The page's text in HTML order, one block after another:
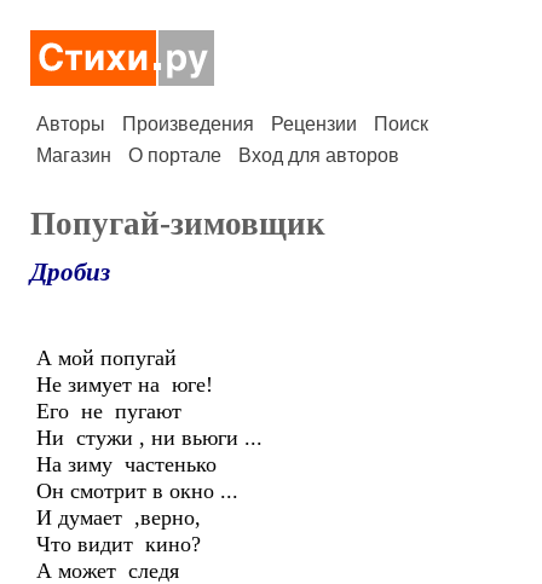
Авторы Произведения Рецензии
Поиск
Магазин
О портале Вход для авторов
Попугай-зимовщик
Дробиз
А мой попугай
Не зимует на юге!
Его не пугают
Ни стужи , ни вьюги ...
На зиму частенько
Он смотрит в окно ...
И думает ,верно,
Что видит кино?
А может следя